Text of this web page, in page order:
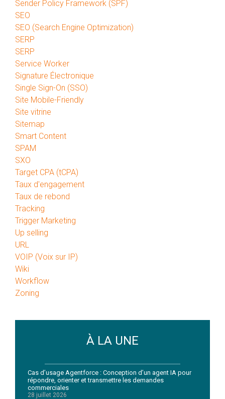
Sender Policy Framework (SPF)
SEO
SEO (Search Engine Optimization)
SERP
SERP
Service Worker
Signature Électronique
Single Sign-On (SSO)
Site Mobile-Friendly
Site vitrine
Sitemap
Smart Content
SPAM
SXO
Target CPA (tCPA)
Taux d'engagement
Taux de rebond
Tracking
Trigger Marketing
Up selling
URL
VOIP (Voix sur IP)
Wiki
Workflow
Zoning
À LA UNE
Cas d’usage Agentforce : Conception d’un agent IA pour
répondre, orienter et transmettre les demandes
commerciales
28 juillet 2026